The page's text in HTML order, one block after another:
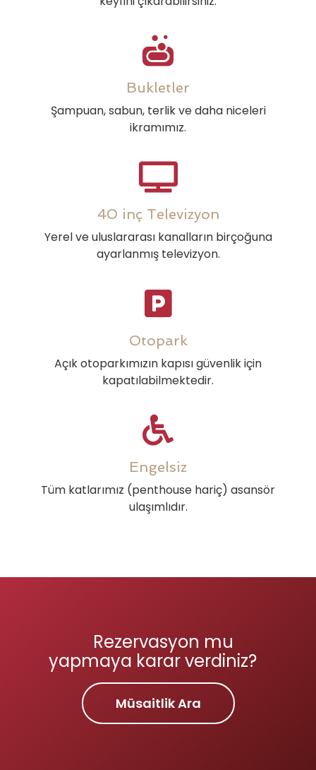
Bukletler
Şampuan, sabun, terlik ve daha niceleri
ikramımız.
40 inç Televizyon
Yerel ve uluslararası kanalların birçoğuna
ayarlanmış televizyon.
Otopark
Açık otoparkımızın kapısı güvenlik için
kapatılabilmektedir.
Engelsiz
Tüm katlarımız (penthouse hariç) asansör
ulaşımlıdır.
Rezervasyon mu
yapmaya karar verdiniz?
Müsaitlik Ara